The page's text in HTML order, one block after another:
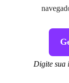
Digite sua